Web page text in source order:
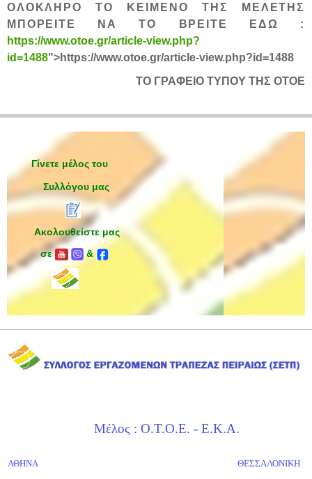
ΟΛΟΚΛΗΡΟ ΤΟ ΚΕΙΜΕΝΟ ΤΗΣ ΜΕΛΕΤΗΣ
ΜΠΟΡΕΙΤΕ ΝΑ ΤΟ ΒΡΕΙΤΕ ΕΔΩ :
https://www.otoe.gr/article-view.php?
id=1488">https://www.otoe.gr/article-view.php?id=1488
ΤΟ ΓΡΑΦΕΙΟ ΤΥΠΟΥ ΤΗΣ ΟΤΟΕ
Γίνετε μέλος του
Συλλόγου μας
Ακολουθείστε μας
σε
&
Μέλος : Ο.Τ.Ο.Ε. - Ε.Κ.Α.
ΑΘΗΝΑ
ΘΕΣΣΑΛΟΝΙΚΗ